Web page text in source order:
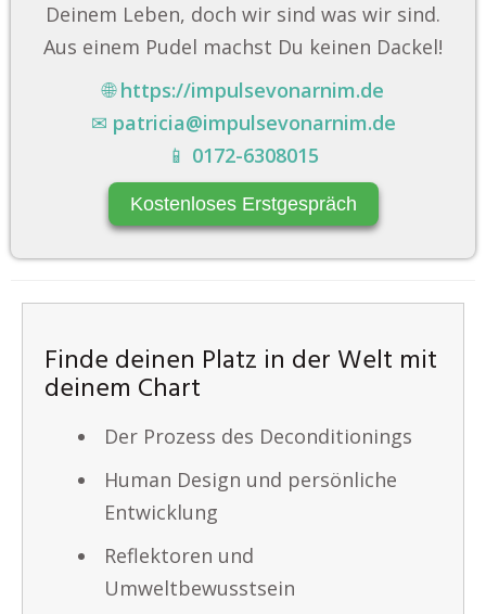
Deinem Leben, doch wir sind was wir sind.
Aus einem Pudel machst Du keinen Dackel!
🌐https://impulsevonarnim.de
✉ patricia@impulsevonarnim.de
📱 0172-6308015
Kostenloses Erstgespräch
Finde deinen Platz in der Welt mit
deinem Chart
Der Prozess des Deconditionings
Human Design und persönliche
Entwicklung
Reflektoren und
Umweltbewusstsein